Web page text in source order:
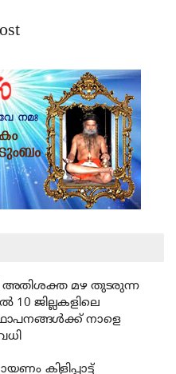
മഴ തുടരുന്ന
10 ജില്ലകളിലെ
നാളെ
കിളിപ്പാട്ട്